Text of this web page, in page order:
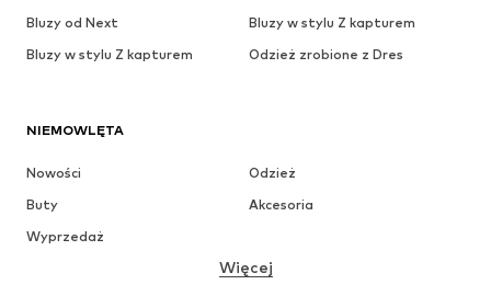
NIEMOWLĘTA
Nowości
Odzież
Buty
Akcesoria
Wyprzedaż
Więcej
Bluzy od Next
Bluzy w stylu Z kapturem
Bluzy w stylu Z kapturem
Odzież zrobione z Dres